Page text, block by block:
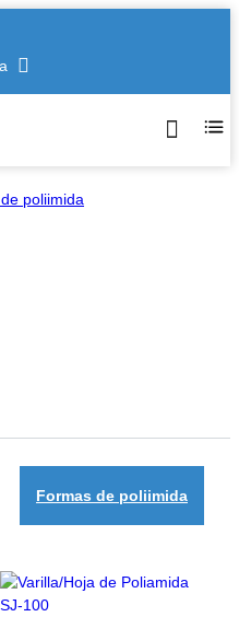
poliimida
Formas de poliimida